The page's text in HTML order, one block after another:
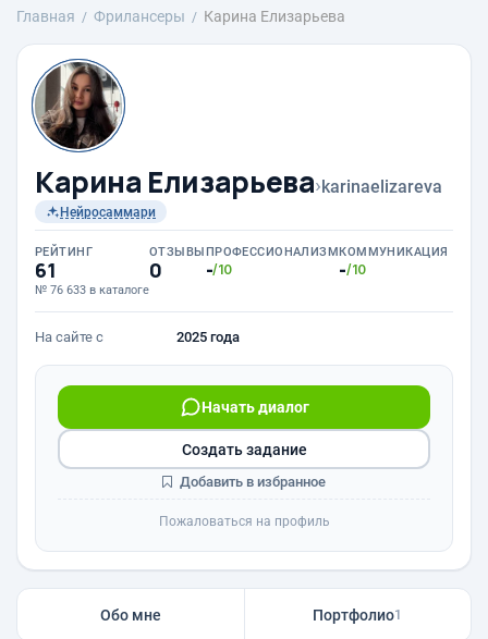
Главная Фрилансеры Карина Елизарьева
Карина Елизарьева›karinaelizareva
Нейросаммари
РЕЙТИНГ
61
№ 76 633 в каталоге
ОТЗЫВЫ
0
ПРОФЕССИОНАЛИЗМ
-/10
КОММУНИКАЦИЯ
-/10
На сайте с 2025 года
Начать диалог
Создать задание
Добавить в избранное
Пожаловаться на профиль
Обо мне Портфолио1